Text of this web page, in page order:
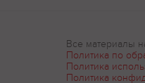
Все материалы
Политика по
Политика
Политика